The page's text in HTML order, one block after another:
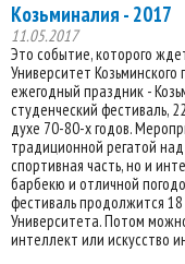
Козьминалия - 2017
11.05.2017
Это событие, которого
Университет
ежегодный праздник -
студенческий фестиваль,
духе 70-80-х годов.
традиционной регатой
спортивная часть, но и
барбекю и отличной
фестиваль продолжится
Университета. Потом
интеллект или искусство